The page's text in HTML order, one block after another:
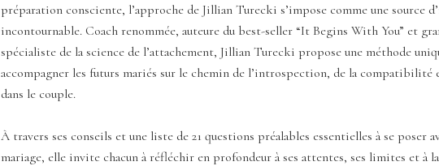
préparation consciente, l’approche de Jillian Turecki s’impose comme une source
incontournable. Coach renommée, auteure du best-seller “It Begins With You” et
spécialiste de la science de l’attachement, Jillian Turecki propose une méthode
accompagner les futurs mariés sur le chemin de l’introspection, de la compatibilité
dans le couple.
À travers ses conseils et une liste de 21 questions préalables essentielles à se poser
mariage, elle invite chacun à réfléchir en profondeur à ses attentes, ses limites et à